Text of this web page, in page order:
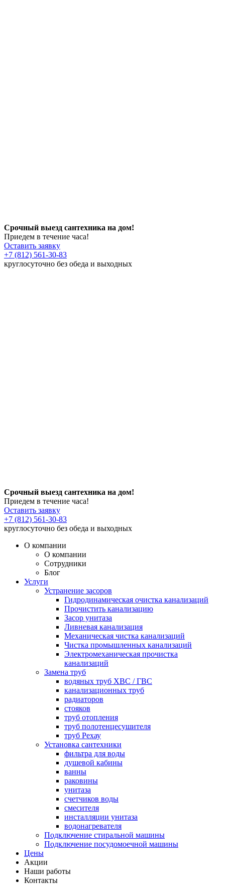
Срочный выезд сантехника на дом!
Приедем в течение часа!
Оставить заявку
+7 (812) 561-30-83
круглосуточно без обеда и выходных
Срочный выезд сантехника на дом!
Приедем в течение часа!
Оставить заявку
+7 (812) 561-30-83
круглосуточно без обеда и выходных
О компании
О компании
Сотрудники
Блог
Услуги
Устранение засоров
Гидродинамическая очистка канализаций
Прочистить канализацию
Засор унитаза
Ливневая канализация
Механическая чистка канализаций
Чистка промышленных канализаций
Электромеханическая прочистка
канализаций
Замена труб
водяных труб ХВС / ГВС
канализационных труб
радиаторов
стояков
труб отопления
труб полотенцесушителя
труб Рехау
Установка сантехники
фильтра для воды
душевой кабины
ванны
раковины
унитаза
счетчиков воды
смесителя
инсталляции унитаза
водонагревателя
Подключение стиральной машины
Подключение посудомоечной машины
Цены
Акции
Наши работы
Контакты